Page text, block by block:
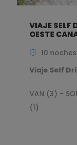
VIAJE SELF
OESTE
10 noches
Viaje Self
VAN (3) –
(1)